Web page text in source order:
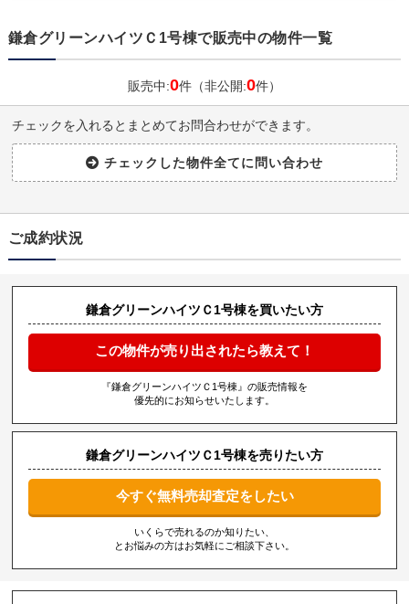
鎌倉グリーンハイツＣ1号棟で販売中の物件一覧
販売中:0件（非公開:0件）
チェックを入れるとまとめてお問合わせができます。
ご成約状況
鎌倉グリーンハイツＣ1号棟を買いたい方
この物件が売り出されたら教えて！
『鎌倉グリーンハイツＣ1号棟』の販売情報を
優先的にお知らせいたします。
鎌倉グリーンハイツＣ1号棟を売りたい方
今すぐ無料売却査定をしたい
いくらで売れるのか知りたい、
とお悩みの方はお気軽にご相談下さい。